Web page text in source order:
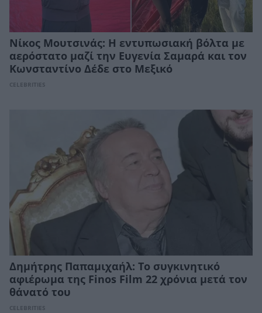
Νίκος Μουτσινάς: Η εντυπωσιακή βόλτα με
αερόστατο μαζί την Ευγενία Σαμαρά και τον
Κωνσταντίνο Δέδε στο Μεξικό
CELEBRITIES
Δημήτρης Παπαμιχαήλ: Το συγκινητικό
αφιέρωμα της Finos Film 22 χρόνια μετά τον
θάνατό του
CELEBRITIES